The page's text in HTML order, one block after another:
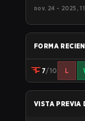
nov. 24 - 2025,
FORMA
7/10 L
VISTA PREVIA